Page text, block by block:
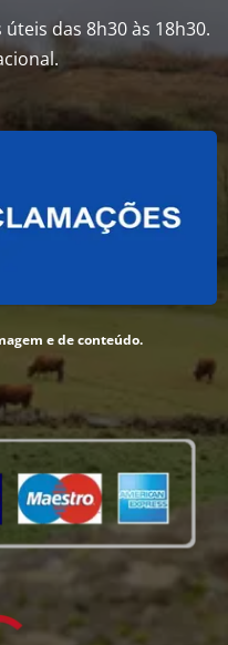
úteis das 8h30 às 18h30.
e de conteúdo.